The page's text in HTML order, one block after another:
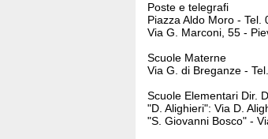
Poste e telegrafi
Piazza Aldo Moro - Tel.
Via G. Marconi, 55 -
Scuole Materne
Via G. di Breganze -
Scuole Elementari Dir.
"D. Alighieri": Via D.
"S. Giovanni Bosco" -